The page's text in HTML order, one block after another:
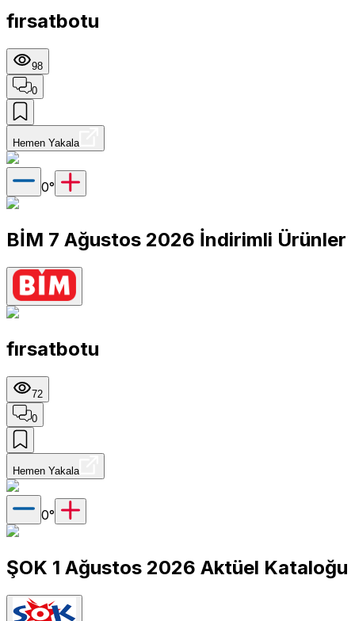
fırsatbotu
98
0
Hemen Yakala
0°
BİM 7 Ağustos 2026 İndirimli Ürünler
fırsatbotu
72
0
Hemen Yakala
0°
ŞOK 1 Ağustos 2026 Aktüel Kataloğu